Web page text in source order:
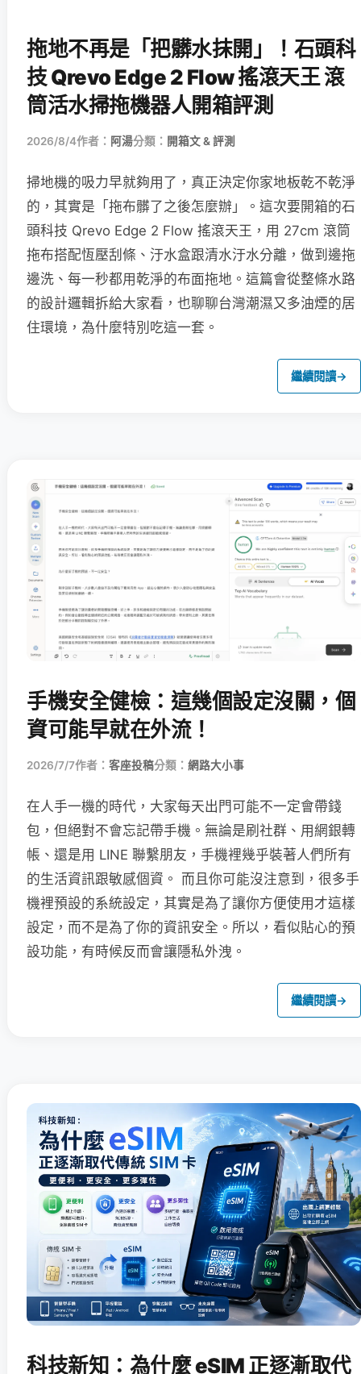
拖地不再是「把髒水抹開」！石頭科
技 Qrevo Edge 2 Flow 搖滾天王 滾
筒活水掃拖機器人開箱評測
2026/8/4作者： 阿湯分類： 開箱文 & 評測
掃地機的吸力早就夠用了，真正決定你家地板乾不乾淨
的，其實是「拖布髒了之後怎麼辦」。這次要開箱的石
頭科技 Qrevo Edge 2 Flow 搖滾天王，用 27cm 滾筒
拖布搭配恆壓刮條、汙水盒跟清水汙水分離，做到邊拖
邊洗、每一秒都用乾淨的布面拖地。這篇會從整條水路
的設計邏輯拆給大家看，也聊聊台灣潮濕又多油煙的居
住環境，為什麼特別吃這一套。
繼續閱讀→
手機安全健檢：這幾個設定沒關，個
資可能早就在外流！
2026/7/7作者： 客座投稿分類： 網路大小事
在人手一機的時代，大家每天出門可能不一定會帶錢
包，但絕對不會忘記帶手機。無論是刷社群、用網銀轉
帳、還是用 LINE 聯繫朋友，手機裡幾乎裝著人們所有
的生活資訊跟敏感個資。 而且你可能沒注意到，很多手
機裡預設的系統設定，其實是為了讓你方便使用才這樣
設定，而不是為了你的資訊安全。所以，看似貼心的預
設功能，有時候反而會讓隱私外洩。
繼續閱讀→
科技新知：為什麼 eSIM 正逐漸取代